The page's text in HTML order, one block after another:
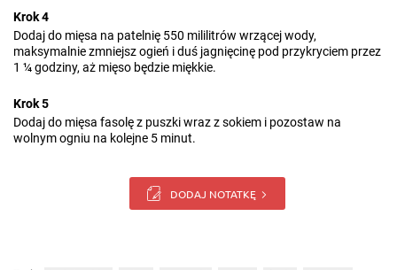
Krok 4
Dodaj do mięsa na patelnię 550 mililitrów wrzącej wody,
maksymalnie zmniejsz ogień i duś jagnięcinę pod przykryciem przez
1 ¼ godziny, aż mięso będzie miękkie.
Krok 5
Dodaj do mięsa fasolę z puszki wraz z sokiem i pozostaw na
wolnym ogniu na kolejne 5 minut.
DODAJ NOTATKĘ